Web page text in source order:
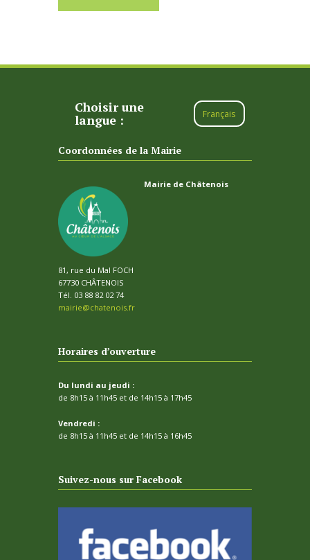
Choisir une
langue :
Français
Coordonnées de la Mairie
Mairie de Châtenois
81, rue du Mal FOCH
67730 CHÂTENOIS
Tél. 03 88 82 02 74
mairie@chatenois.fr
Horaires d’ouverture
Du lundi au jeudi :
de 8h15 à 11h45 et de 14h15 à 17h45
Vendredi :
de 8h15 à 11h45 et de 14h15 à 16h45
Suivez-nous sur Facebook